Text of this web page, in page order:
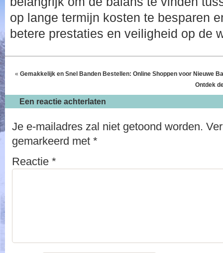
op lange termijn kosten te besparen
betere prestaties en veiligheid op de
« Gemakkelijk en Snel Banden Bestellen: Online Shoppen voor Nieuwe
Ontdek
Een reactie achterlaten
Je e-mailadres zal niet getoond worden.
gemarkeerd met*
Reactie*